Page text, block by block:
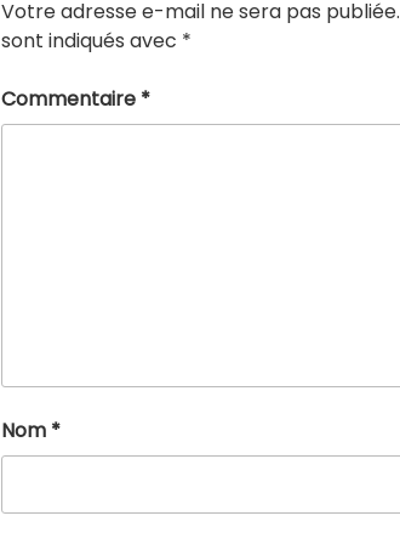
Votre adresse e-mail ne sera pas publiée.
sont indiqués avec *
Commentaire *
Nom *